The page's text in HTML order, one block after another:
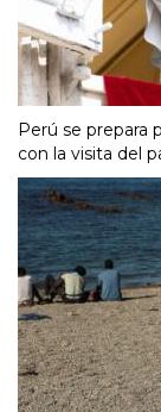
Perú se prepara
con la visita del